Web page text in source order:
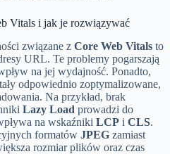
Vitals i jak je rozwiązywać
związane z Core Web Vitals to
URL. Te problemy pogarszają
na jej wydajność. Ponadto,
odpowiednio zoptymalizowane,
Na przykład, brak
Lazy Load prowadzi do
na wskaźniki LCP i CLS.
formatów JPEG zamiast
rozmiar plików oraz czas